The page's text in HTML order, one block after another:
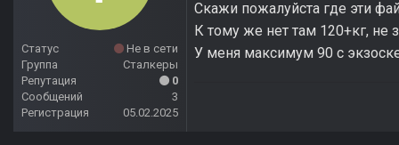
Статус
Не в сети
Группа
Сталкеры
Репутация
0
Сообщений
3
Регистрация
05.02.2025
Скажи пожалуйста где эти
К тому же нет там 120+кг, не
У меня максимум 90 с